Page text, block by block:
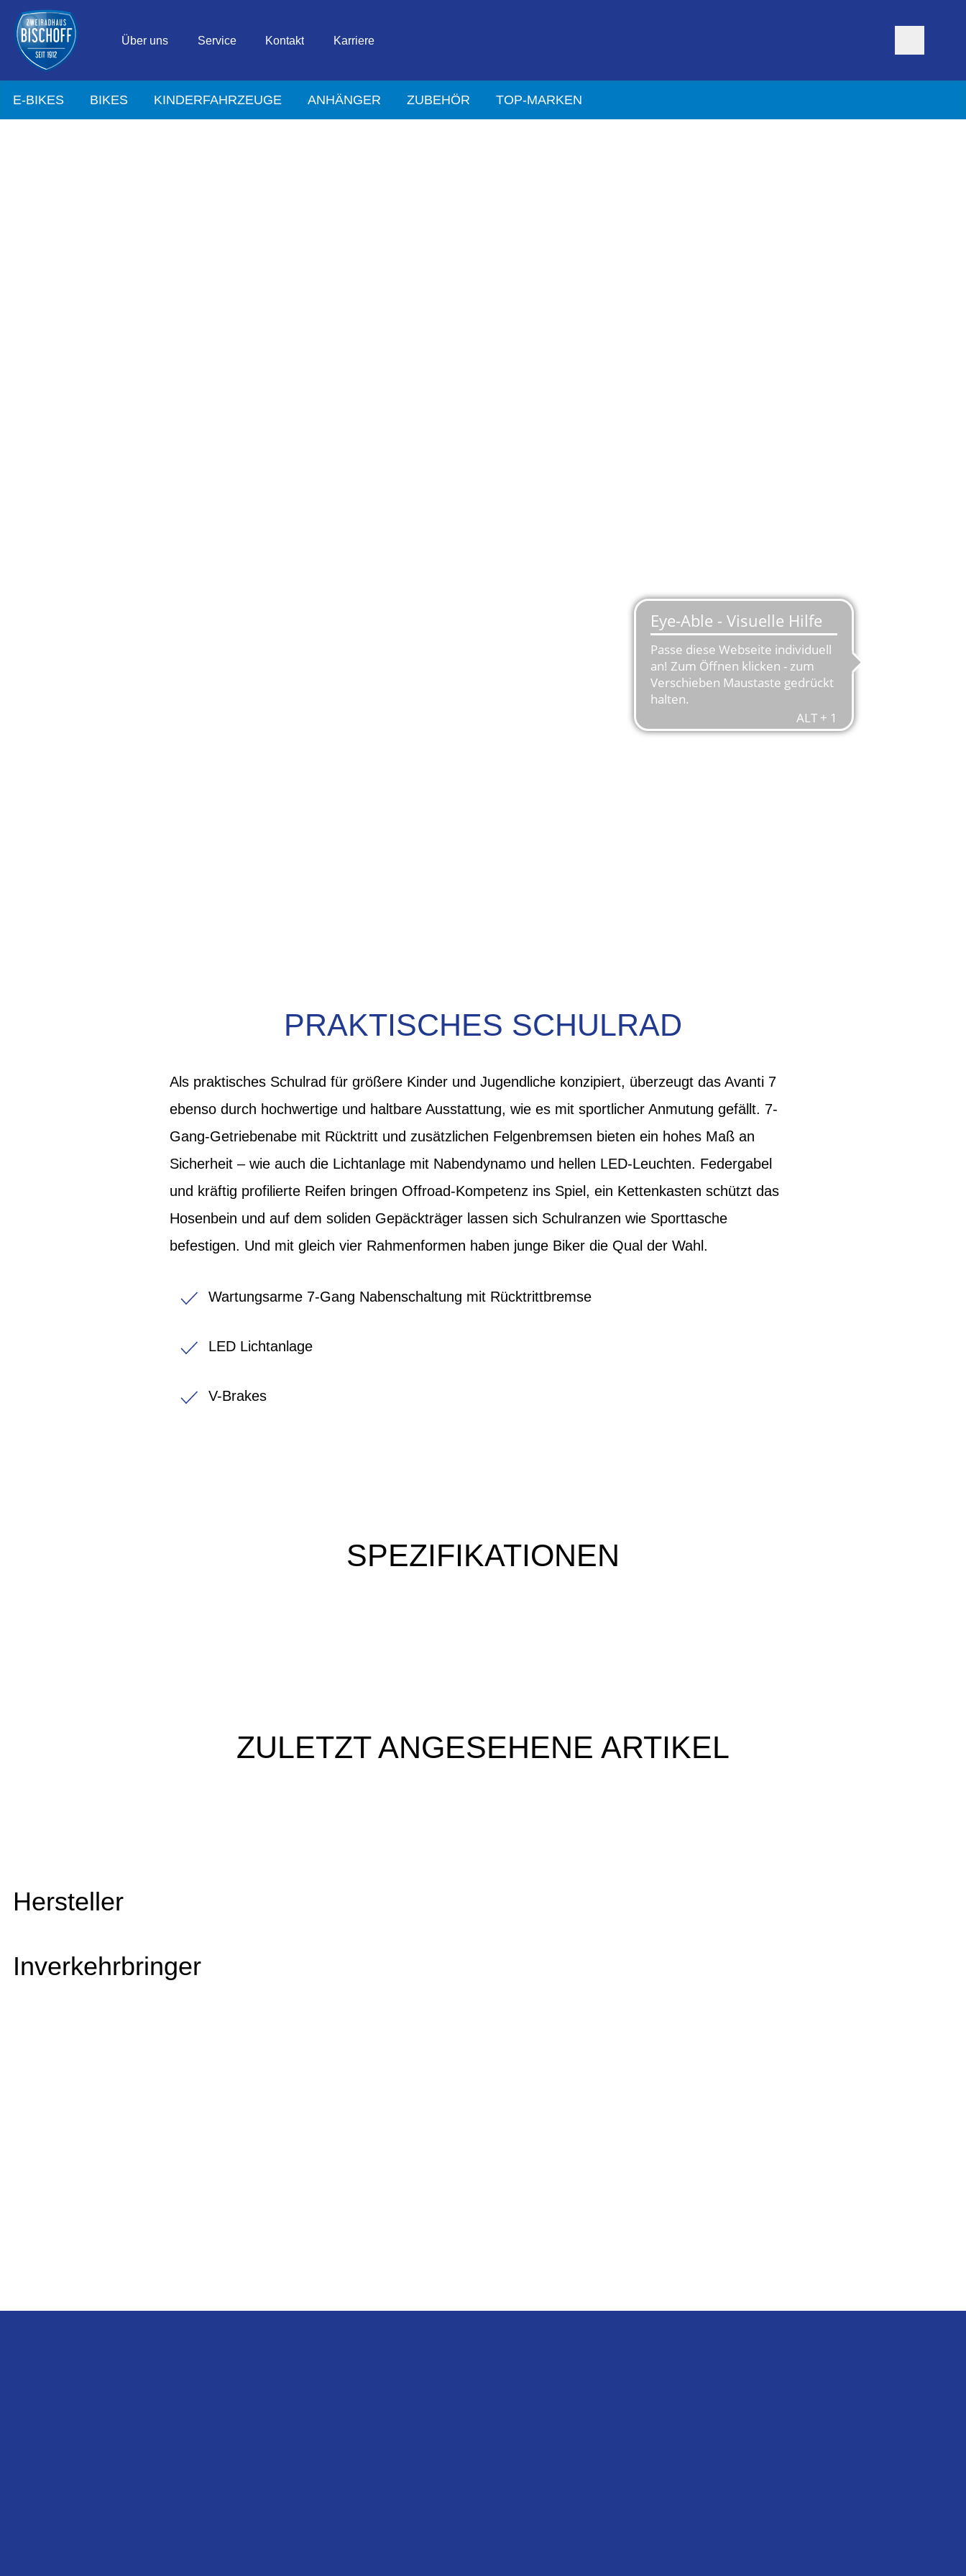
Über uns Service Kontakt Karriere
E-BIKES BIKES KINDERFAHRZEUGE ANHÄNGER ZUBEHÖR TOP-MARKEN
PRAKTISCHES SCHULRAD
Als praktisches Schulrad für größere Kinder und Jugendliche konzipiert, überzeugt das Avanti 7
ebenso durch hochwertige und haltbare Ausstattung, wie es mit sportlicher Anmutung gefällt. 7-
Gang-Getriebenabe mit Rücktritt und zusätzlichen Felgenbremsen bieten ein hohes Maß an
Sicherheit – wie auch die Lichtanlage mit Nabendynamo und hellen LED-Leuchten. Federgabel
und kräftig profilierte Reifen bringen Offroad-Kompetenz ins Spiel, ein Kettenkasten schützt das
Hosenbein und auf dem soliden Gepäckträger lassen sich Schulranzen wie Sporttasche
befestigen. Und mit gleich vier Rahmenformen haben junge Biker die Qual der Wahl.
Wartungsarme 7-Gang Nabenschaltung mit Rücktrittbremse
LED Lichtanlage
V-Brakes
SPEZIFIKATIONEN
ZULETZT ANGESEHENE ARTIKEL
Hersteller
Inverkehrbringer